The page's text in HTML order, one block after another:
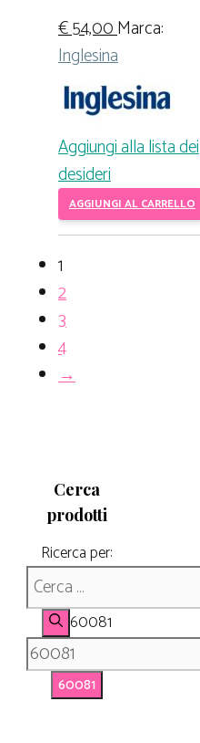
€54,00Marca:
Inglesina
Aggiungi alla lista dei
desideri
AGGIUNGI AL CARRELLO
1
2
3
4
→
Cerca
prodotti
Ricerca per:
60081